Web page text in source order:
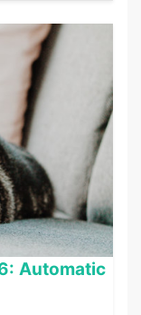
Automatic